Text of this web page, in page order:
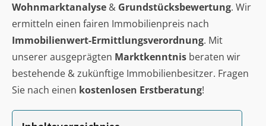
Wohnmarktanalyse & Grundstücksbewertung. Wir
ermitteln einen fairen Immobilienpreis nach
Immobilienwert-Ermittlungsverordnung. Mit
unserer ausgeprägten Marktkenntnis beraten wir
bestehende & zukünftige Immobilienbesitzer. Fragen
Sie nach einen kostenlosen Erstberatung!